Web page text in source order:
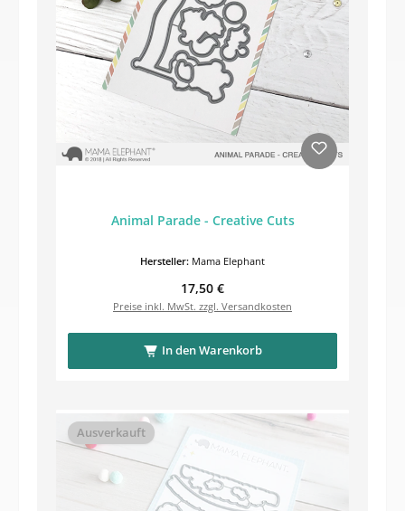
Animal Parade - Creative Cuts
Hersteller: Mama Elephant
Regulärer Preis:
17,50 €
Preise inkl. MwSt. zzgl. Versandkosten
In den Warenkorb
Ausverkauft